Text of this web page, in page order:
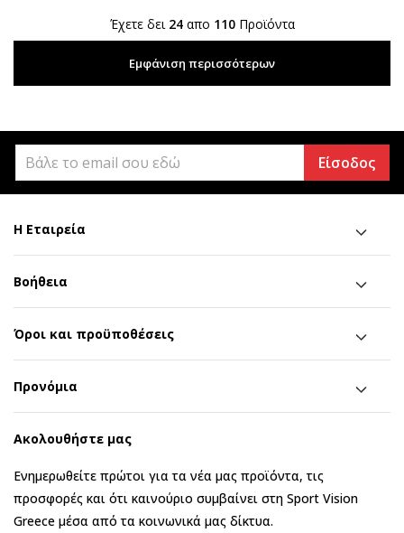
Έχετε δει 24απο 110Προϊόντα
Εμφάνιση περισσότερων
Είσοδος
Η Εταιρεία
Βοήθεια
Όροι και προϋποθέσεις
Προνόμια
Ακολουθήστε μας
Ενημερωθείτε πρώτοι για τα νέα μας προϊόντα, τις
προσφορές και ότι καινούριο συμβαίνει στη Sport Vision
Greece μέσα από τα κοινωνικά μας δίκτυα.